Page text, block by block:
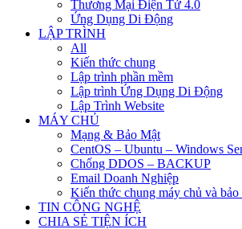
Thương Mại Điện Tử 4.0
Ứng Dụng Di Động
LẬP TRÌNH
All
Kiến thức chung
Lập trình phần mềm
Lập trình Ứng Dụng Di Động
Lập Trình Website
MÁY CHỦ
Mạng & Bảo Mật
CentOS – Ubuntu – Windows
Chống DDOS – BACKUP
Email Doanh Nghiệp
Kiến thức chung máy chủ và bảo
TIN CÔNG NGHỆ
CHIA SẺ TIỆN ÍCH